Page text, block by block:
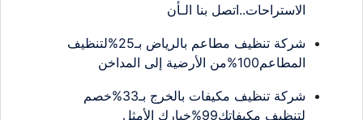
الاستراحات..اتصل بنا الـأن
شركة تنظيف مطاعم بالرياض بـ25%لتنظيف
المطاعم100%من الأرضية إلى المداخن
شركة تنظيف مكيفات بالخرج بـ33%خصم
لتنظيف مكيفاتك99%خيارك الأمثل